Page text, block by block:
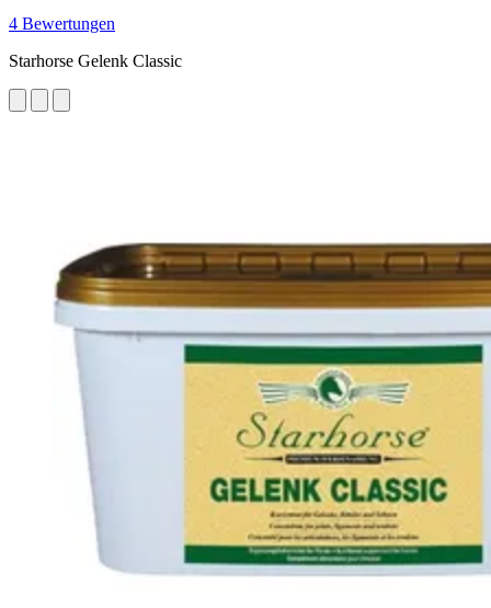
4 Bewertungen
Starhorse Gelenk Classic